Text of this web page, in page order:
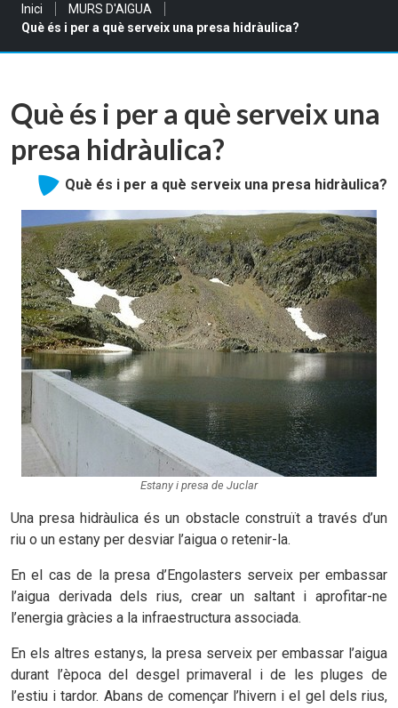
Sou a:
Inici
MURS D'AIGUA
Què és i per a què serveix una presa hidràulica?
Què és i per a què serveix una
presa hidràulica?
Què és i per a què serveix una presa hidràulica?
Estany i presa de Juclar
Una presa hidràulica és un obstacle construït a través d’un
riu o un estany per desviar l’aigua o retenir-la.
En el cas de la presa d’Engolasters serveix per embassar
l’aigua derivada dels rius, crear un saltant i aprofitar-ne
l’energia gràcies a la infraestructura associada.
En els altres estanys, la presa serveix per embassar l’aigua
durant l’època del desgel primaveral i de les pluges de
l’estiu i tardor. Abans de començar l’hivern i el gel dels rius,